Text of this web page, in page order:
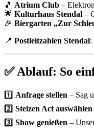
🎵 Atrium Club –
🌟 Kulturhaus Stendal –
🎉 Biergarten „Zur
📍 Postleitzahlen Stendal:
✅ Ablauf: So
1️⃣ Anfrage stellen – Sag
2️⃣ Stelzen Act auswählen
3️⃣ Show genießen –